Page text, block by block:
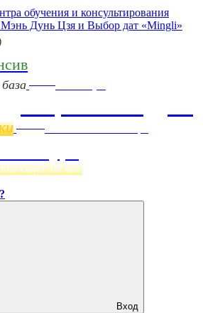
обучения и консультирования
Дунь Цзя и Выбор дат «Mingli»
на вас
Вход